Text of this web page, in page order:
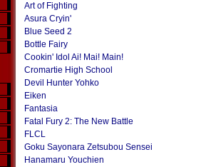
Art of Fighting
Asura Cryin'
Blue Seed 2
Bottle Fairy
Cookin' Idol Ai! Mai! Main!
Cromartie High School
Devil Hunter Yohko
Eiken
Fantasia
Fatal Fury 2: The New Battle
FLCL
Goku Sayonara Zetsubou Sensei
Hanamaru Youchien